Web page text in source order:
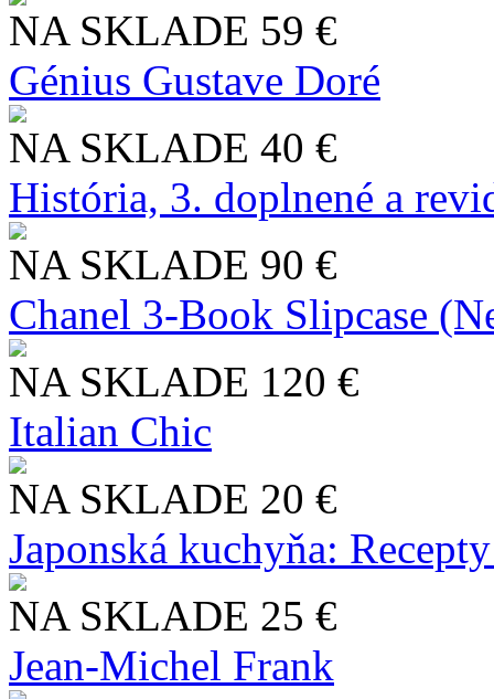
NA SKLADE 59 €
Génius Gustave Doré
NA SKLADE 40 €
História, 3. doplnené a
NA SKLADE 90 €
Chanel 3-Book Slipcase
NA SKLADE 120 €
Italian Chic
NA SKLADE 20 €
Japonská kuchyňa:
NA SKLADE 25 €
Jean-Michel Frank